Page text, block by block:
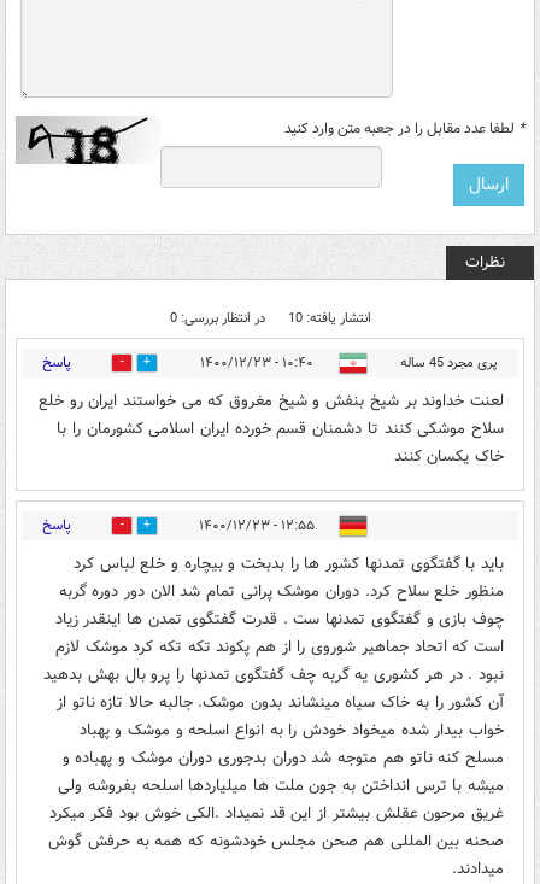
* لطفا عدد مقابل را در جعبه متن وارد کنید
نظرات
انتشار یافته: 10 در انتظار بررسی: 0
پری مجرد 45 ساله ۱۰:۴۰ - ۱۴۰۰/۱۲/۲۳ 47 پاسخ
لعنت خداوند بر شیخ بنفش و شیخ مغروق که می خواستند ایران رو خلع
سلاح موشکی کنند تا دشمنان قسم خورده ایران اسلامی کشورمان را با
خاک یکسان کنند
۱۲:۵۵ - ۱۴۰۰/۱۲/۲۳ 104 پاسخ
باید با گفتگوی تمدنها کشور ها را بدبخت و بیچاره و خلع لباس کرد
منظور خلع سلاح کرد. دوران موشک پرانی تمام شد الان دور دوره گربه
چوف بازی و گفتگوی تمدنها ست . قدرت گفتگوی تمدن ها اینقدر زیاد
است که اتحاد جماهیر شوروی را از هم پکوند تکه تکه کرد موشک لازم
نبود . در هر کشوری یه گربه چف گفتگوی تمدنها را پرو بال بهش بدهید
آن کشور را به خاک سیاه مینشاند بدون موشک. جالبه حالا تازه ناتو از
خواب بیدار شده میخواد خودش را به انواع اسلحه و موشک و پهباد
مسلح کنه ناتو هم متوجه شد دوران بدجوری دوران موشک و پهباده و
میشه با ترس انداختن به جون ملت ها میلیاردها اسلحه بفروشه ولی
غریق مرحون عقلش بیشتر از این قد نمیداد .الکی خوش بود فکر میکرد
صحنه بین المللی هم صحن مجلس خودشونه که همه به حرفش گوش
میدادند.